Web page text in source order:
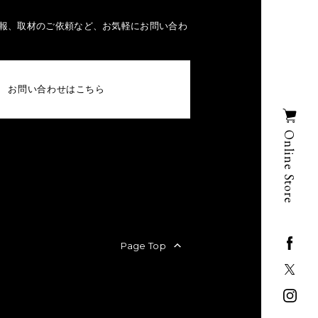
Online Store
、取材のご依頼など、お気軽にお問い合わ
お問い合わせはこちら
Page Top